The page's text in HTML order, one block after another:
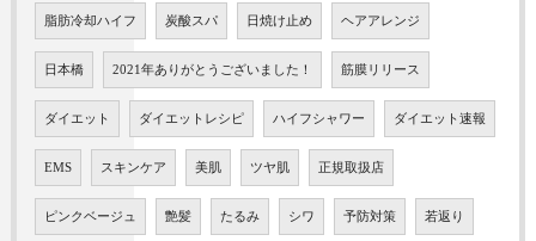
脂肪冷却ハイフ 炭酸スパ 日焼け止め ヘアアレンジ
日本橋 2021年ありがとうございました！ 筋膜リリース
ダイエット ダイエットレシピ ハイフシャワー ダイエット速報
EMS スキンケア 美肌 ツヤ肌 正規取扱店
ピンクベージュ 艶髪 たるみ シワ 予防対策 若返り